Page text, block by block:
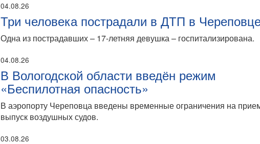
04.08.26
Три человека пострадали в ДТП в
Одна из пострадавших – 17-летняя девушка – госпитализирована.
04.08.26
В Вологодской области введён режим
«Беспилотная опасность»
В аэропорту Череповца введены временные ограничения на
выпуск воздушных судов.
03.08.26